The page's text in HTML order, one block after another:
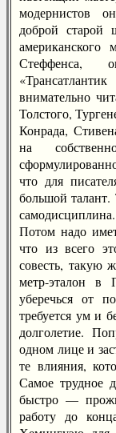
модернистов
доброй
американского
Стеффенса,
внимательно
Толстого,
Конрада,
на
что для
большой
Потом надо
что из всего
совесть, такую
метр-эталон
уберечься от
требуется ум и
долголетие.
одном лице и
те влияния,
Самое трудное
быстро —
работу до